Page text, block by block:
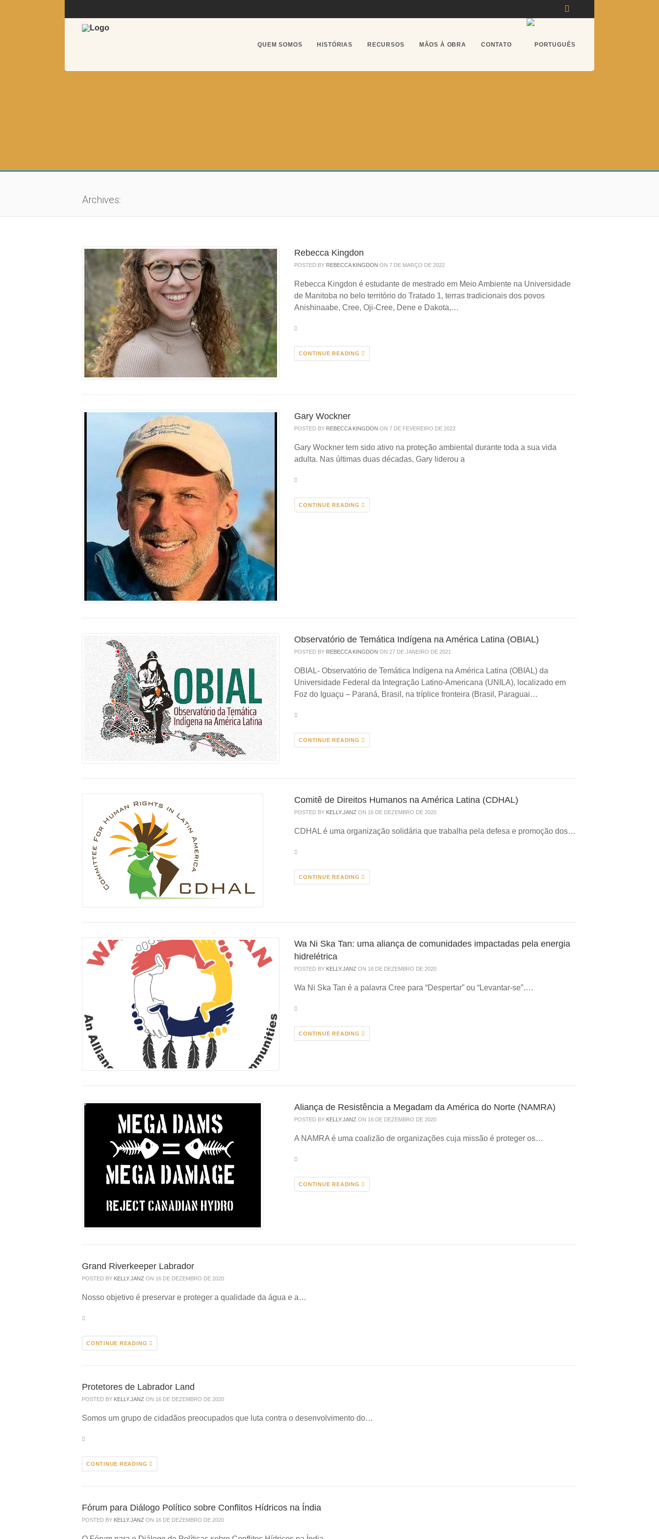
QUEM SOMOS HISTÓRIAS RECURSOS MÃOS À OBRA CONTATO
Archives:
Rebecca Kingdon
POSTED BY REBECCA KINGDON ON 7 DE MARÇO DE 2022
Rebecca Kingdon é estudante de mestrado em Meio Ambiente na Universidade
de Manitoba no belo território do Tratado 1, terras tradicionais dos povos
Anishinaabe, Cree, Oji-Cree, Dene e Dakota,…
CONTINUE READING
Gary Wockner
POSTED BY REBECCA KINGDON ON 7 DE FEVEREIRO DE 2022
Gary Wockner tem sido ativo na proteção ambiental durante toda a sua vida
adulta. Nas últimas duas décadas, Gary liderou a
CONTINUE READING
Observatório de Temática Indígena na América Latina (OBIAL)
POSTED BY REBECCA KINGDON ON 27 DE JANEIRO DE 2021
OBIAL- Observatório de Temática Indígena na América Latina (OBIAL) da
Universidade Federal da Integração Latino-Americana (UNILA), localizado em
Foz do Iguaçu – Paraná, Brasil, na tríplice fronteira (Brasil, Paraguai…
CONTINUE READING
Comitê de Direitos Humanos na América Latina (CDHAL)
POSTED BY KELLY.JANZ ON 16 DE DEZEMBRO DE 2020
CDHAL é uma organização solidária que trabalha pela defesa e promoção dos…
CONTINUE READING
Wa Ni Ska Tan: uma aliança de comunidades impactadas pela energia
hidrelétrica
POSTED BY KELLY.JANZ ON 16 DE DEZEMBRO DE 2020
Wa Ni Ska Tan é a palavra Cree para “Despertar” ou “Levantar-se”….
CONTINUE READING
Aliança de Resistência a Megadam da América do Norte (NAMRA)
POSTED BY KELLY.JANZ ON 16 DE DEZEMBRO DE 2020
A NAMRA é uma coalizão de organizações cuja missão é proteger os…
CONTINUE READING
Grand Riverkeeper Labrador
POSTED BY KELLY.JANZ ON 16 DE DEZEMBRO DE 2020
Nosso objetivo é preservar e proteger a qualidade da água e a…
CONTINUE READING
Protetores de Labrador Land
POSTED BY KELLY.JANZ ON 16 DE DEZEMBRO DE 2020
Somos um grupo de cidadãos preocupados que luta contra o desenvolvimento do…
CONTINUE READING
Fórum para Diálogo Político sobre Conflitos Hídricos na Índia
POSTED BY KELLY.JANZ ON 16 DE DEZEMBRO DE 2020